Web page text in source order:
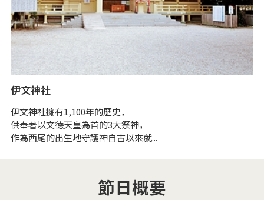
伊文神社
伊文神社擁有1,100年的歷史，
供奉著以文德天皇為首的3大祭神，
作為西尾的出生地守護神自古以來就...
節日概要